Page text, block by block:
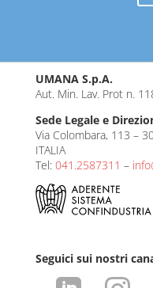
UMANA S.p.A.
Aut. Min. Lav. Prot n.
Sede Legale e
Via Colombara, 113 –
ITALIA
Tel: 041.2587311 –
Seguici sui nostri